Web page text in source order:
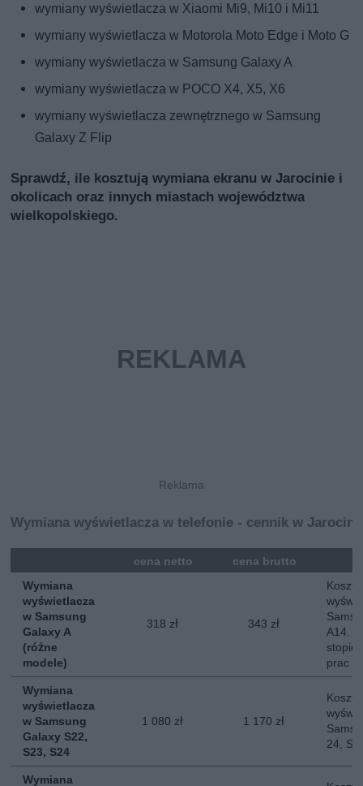
wymiany wyświetlacza w Xiaomi Mi9, Mi10 i Mi11
wymiany wyświetlacza w Motorola Moto Edge i Moto G
wymiany wyświetlacza w Samsung Galaxy A
wymiany wyświetlacza w POCO X4, X5, X6
wymiany wyświetlacza zewnętrznego w Samsung
Galaxy Z Flip
Sprawdź, ile kosztują wymiana ekranu w Jarocinie i
okolicach oraz innych miastach województwa
wielkopolskiego.
Wymiana wyświetlacza w telefonie - cennik w
cena netto cena brutto
Wymiana
wyświetlacza
w Samsung
Galaxy A
(różne
modele)
318 zł 343 zł
Koszt
A14.
prac
Wymiana
wyświetlacza
w Samsung
Galaxy S22,
S23, S24
1 080 zł 1 170 zł
Koszt
24,
Wymiana